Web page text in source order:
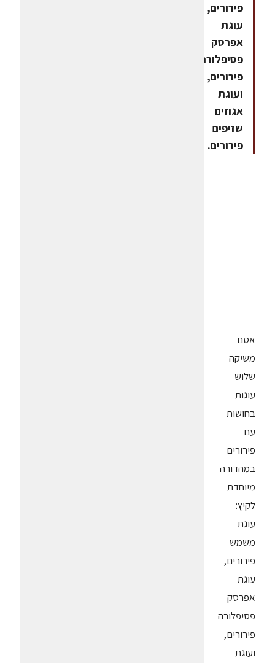
פירורים,
עוגת
אפרסק
פסיפלורה
פירורים,
ועוגת
אגוזים
שזיפים
פירורים.
אסם
משיקה
שלוש
עוגות
בחושות
עם
פירורים
במהדורה
מיוחדת
לקיץ:
עוגת
משמש
פירורים,
עוגת
אפרסק
פסיפלורה
פירורים,
ועוגת